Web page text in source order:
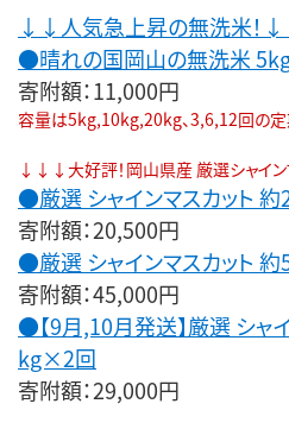
↓↓人気急上昇の無洗米！
●晴れの国岡山の無洗米
寄附額：11,000円
容量は5kg,10kg,20kg、3,6,12回の定
↓↓↓大好評！岡山県産 厳選シャイ
●厳選 シャインマスカット
寄附額：20,500円
●厳選 シャインマスカット
寄附額：45,000円
●【9月,10月発送】厳選 シャ
kg×2回
寄附額：29,000円